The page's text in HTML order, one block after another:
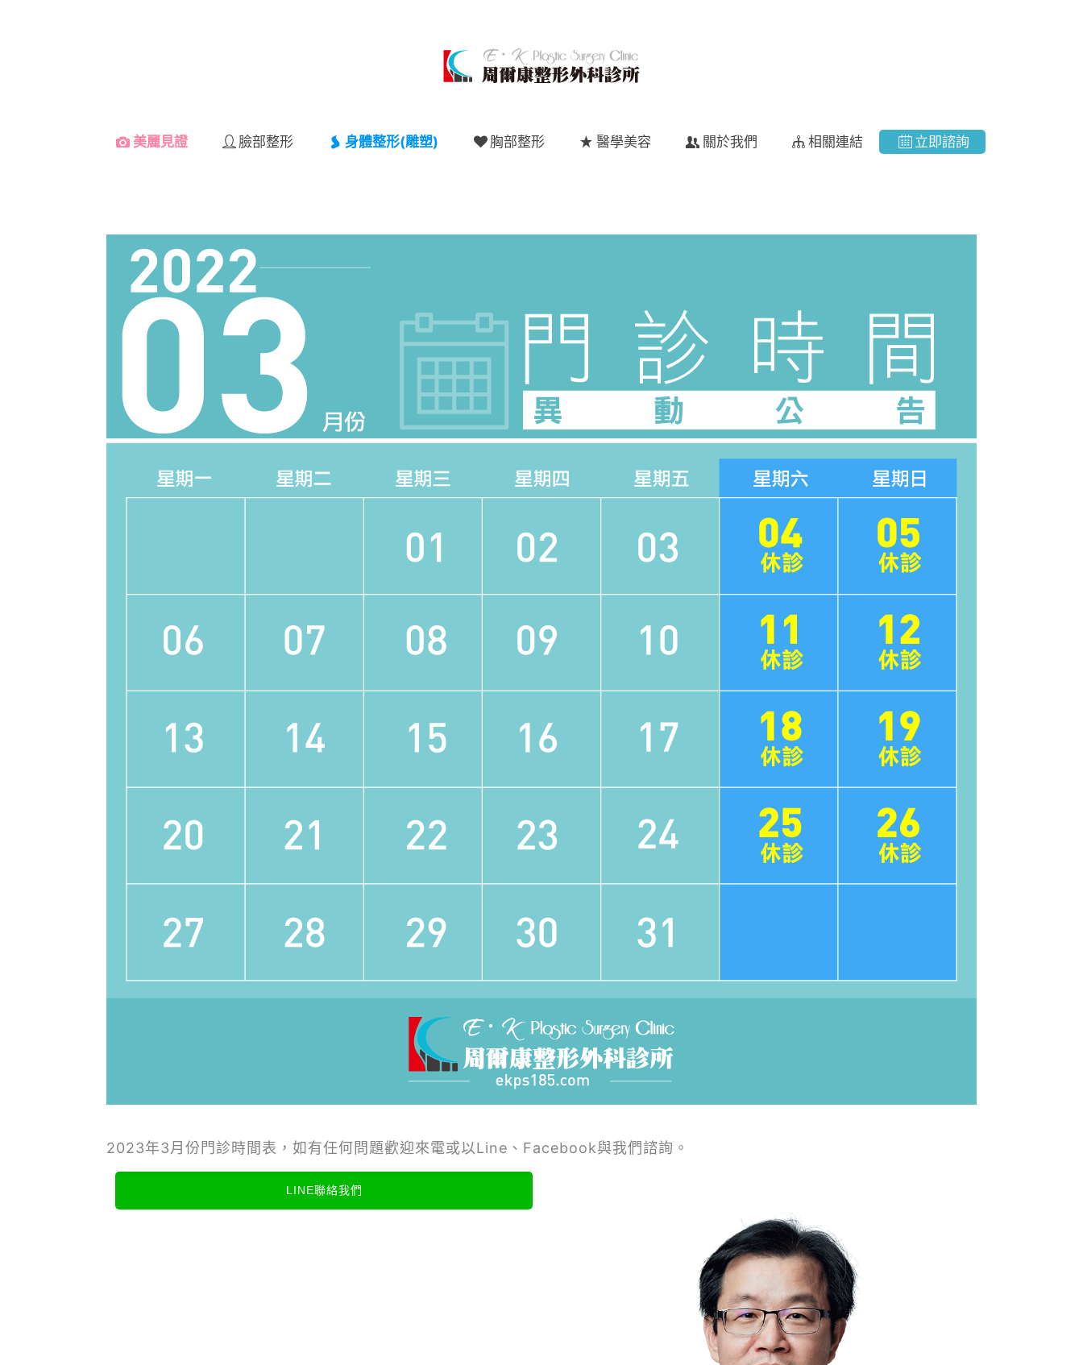
美麗見證 臉部整形 身體整形(雕塑) 胸部整形 醫學美容 關於我們 相關連結 立即諮詢
2023年3月份門診時間表，如有任何問題歡迎來電或以Line、Facebook與我們諮詢。
LINE聯絡我們